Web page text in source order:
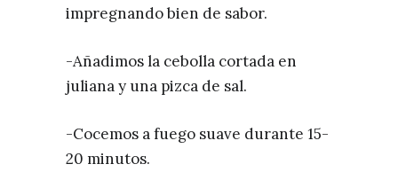
impregnando bien de sabor.
-Añadimos la cebolla cortada en
juliana y una pizca de sal.
-Cocemos a fuego suave durante 15-
20 minutos.